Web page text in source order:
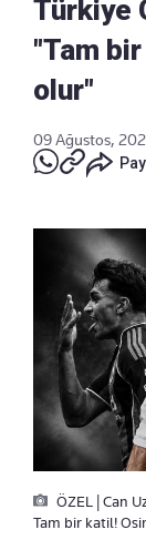
Türkiye
"Tam bir
olur"
09 Ağustos,
ÖZEL | Can
Tam bir katil!